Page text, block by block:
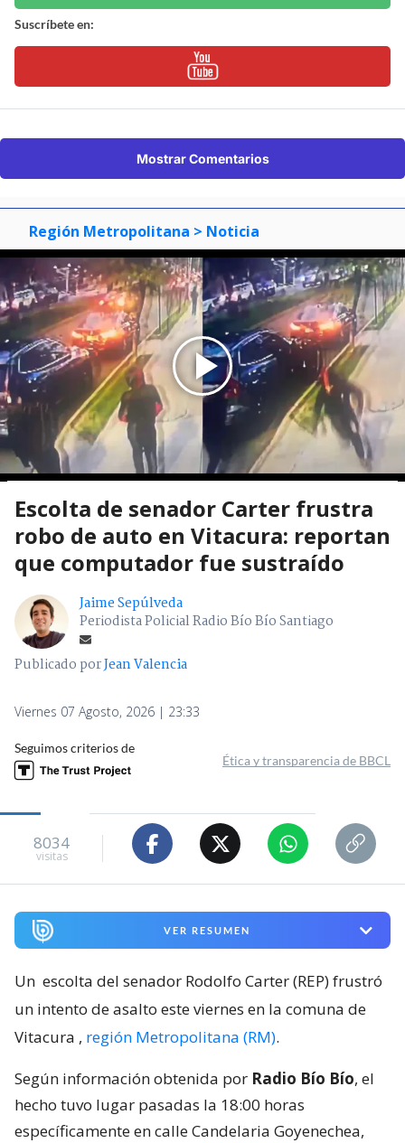
Suscríbete en:
Mostrar Comentarios
Región Metropolitana > Noticia
Escolta de senador Carter frustra
robo de auto en Vitacura: reportan
que computador fue sustraído
Jaime Sepúlveda
Periodista Policial Radio Bío Bío Santiago
Publicado porJean Valencia
Viernes 07 Agosto, 2026 | 23:33
Seguimos criterios de
Ética y transparencia de BBCL
8034
visitas
VER RESUMEN
Un escolta del senador Rodolfo Carter (REP) frustró
un intento de asalto este viernes en la comuna de
Vitacura , región Metropolitana (RM).
Según información obtenida por Radio Bío Bío, el
hecho tuvo lugar pasadas la 18:00 horas
específicamente en calle Candelaria Goyenechea,